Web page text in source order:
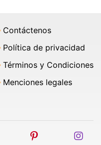
Contáctenos
Política de privacidad
Términos y Condiciones
Menciones legales
youtube pinterest